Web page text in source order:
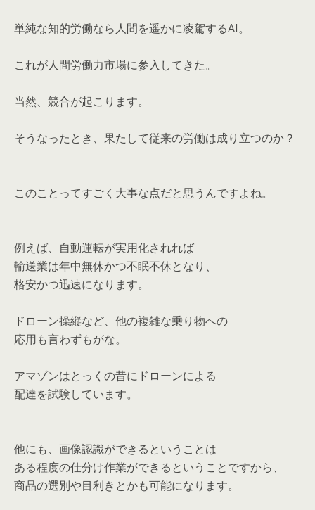
単純な知的労働なら人間を遥かに凌駕するAI。
これが人間労働力市場に参入してきた。
当然、競合が起こります。
そうなったとき、果たして従来の労働は成り立つのか？
このことってすごく大事な点だと思うんですよね。
例えば、自動運転が実用化されれば
輸送業は年中無休かつ不眠不休となり、
格安かつ迅速になります。
ドローン操縦など、他の複雑な乗り物への
応用も言わずもがな。
アマゾンはとっくの昔にドローンによる
配達を試験しています。
他にも、画像認識ができるということは
ある程度の仕分け作業ができるということですから、
商品の選別や目利きとかも可能になります。